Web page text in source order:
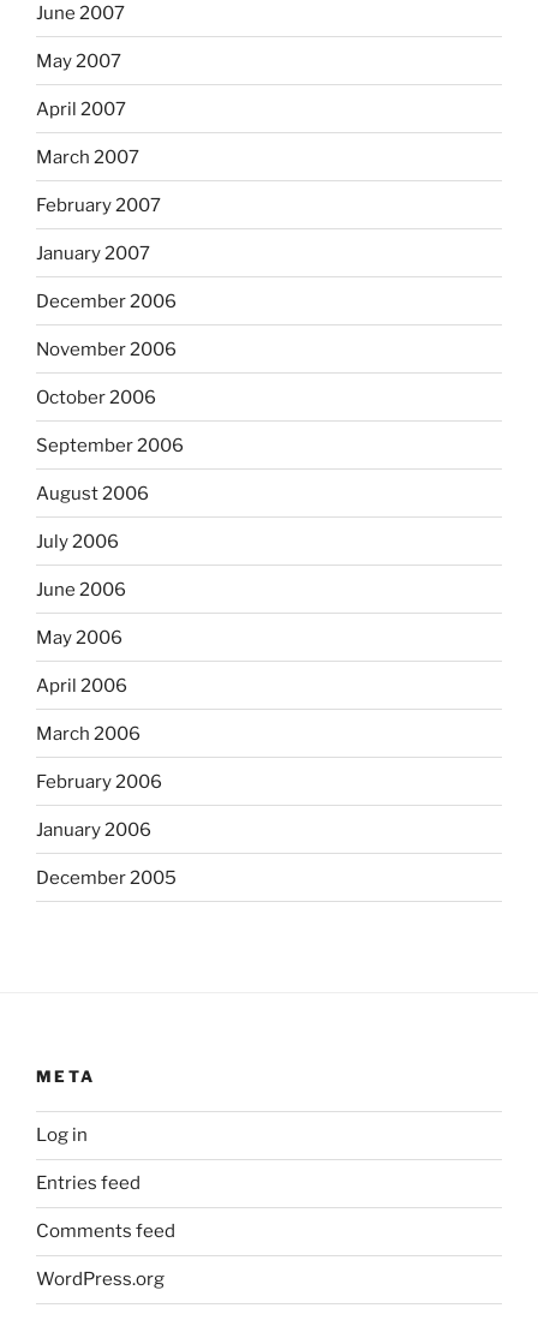
June 2007
May 2007
April 2007
March 2007
February 2007
January 2007
December 2006
November 2006
October 2006
September 2006
August 2006
July 2006
June 2006
May 2006
April 2006
March 2006
February 2006
January 2006
December 2005
META
Log in
Entries feed
Comments feed
WordPress.org